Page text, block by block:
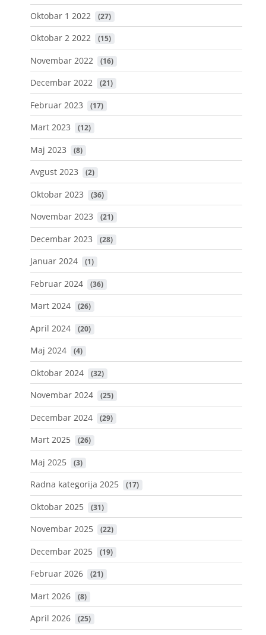
Oktobar 1 2022 (27)
Oktobar 2 2022 (15)
Novembar 2022 (16)
Decembar 2022 (21)
Februar 2023 (17)
Mart 2023 (12)
Maj 2023 (8)
Avgust 2023 (2)
Oktobar 2023 (36)
Novembar 2023 (21)
Decembar 2023 (28)
Januar 2024 (1)
Februar 2024 (36)
Mart 2024 (26)
April 2024 (20)
Maj 2024 (4)
Oktobar 2024 (32)
Novembar 2024 (25)
Decembar 2024 (29)
Mart 2025 (26)
Maj 2025 (3)
Radna kategorija 2025 (17)
Oktobar 2025 (31)
Novembar 2025 (22)
Decembar 2025 (19)
Februar 2026 (21)
Mart 2026 (8)
April 2026 (25)